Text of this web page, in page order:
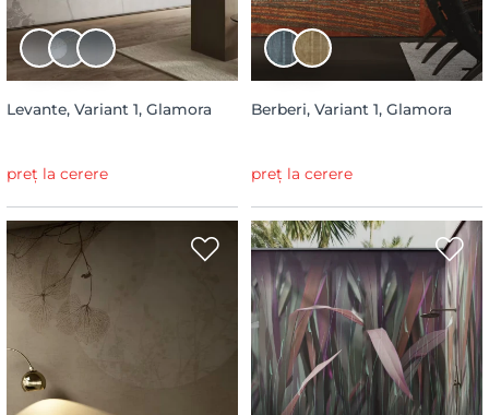
Levante, Variant 1, Glamora
preț la cerere
Berberi, Variant 1, Glamora
preț la cerere